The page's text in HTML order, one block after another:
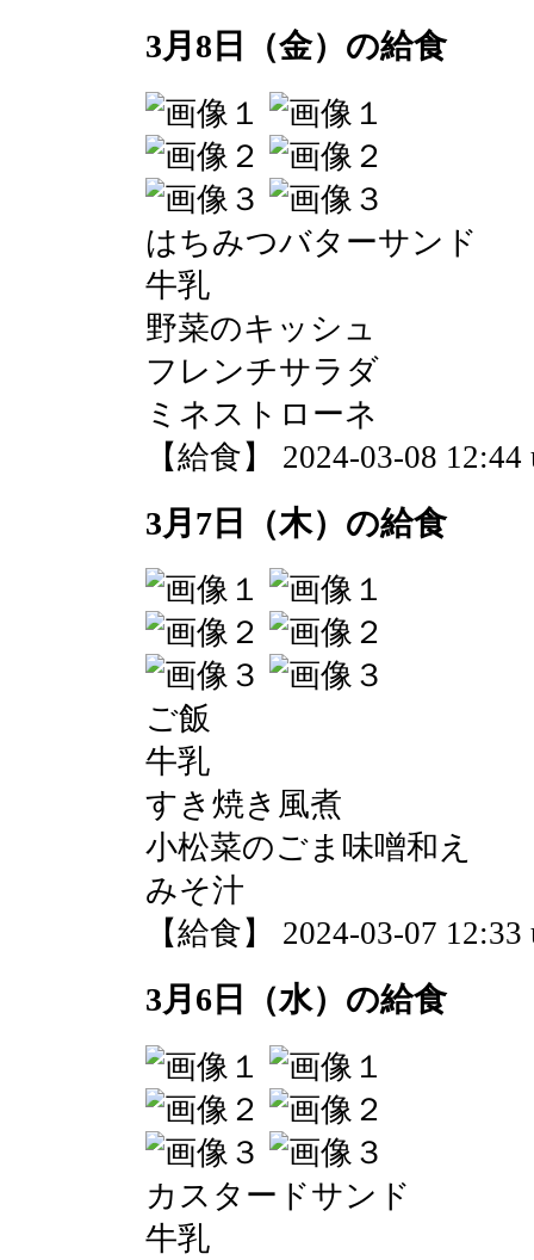
3月8日（金）の給食
はちみつバターサンド
牛乳
野菜のキッシュ
フレンチサラダ
ミネストローネ
【給食】 2024-03-08 12:44
3月7日（木）の給食
ご飯
牛乳
すき焼き風煮
小松菜のごま味噌和え
みそ汁
【給食】 2024-03-07 12:33
3月6日（水）の給食
カスタードサンド
牛乳